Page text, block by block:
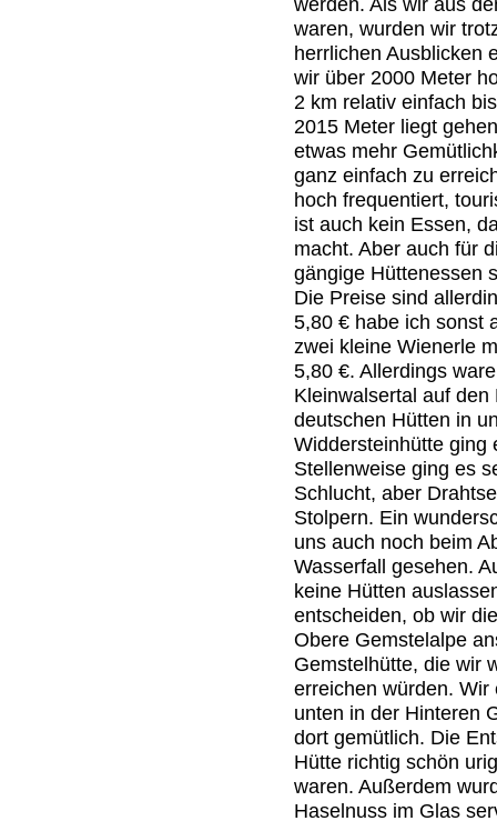
waren, wurden wir
herrlichen Ausblicken
wir über 2000 Meter
2 km relativ einfach
2015 Meter liegt
etwas mehr
ganz einfach zu
hoch frequentiert,
ist auch kein Essen,
macht. Aber auch für
gängige Hüttenessen
Die Preise sind
5,80 € habe ich sonst
zwei kleine Wienerle
5,80 €. Allerdings
Kleinwalsertal auf
deutschen Hütten in
Widdersteinhütte ging
Stellenweise ging es
Schlucht, aber
Stolpern. Ein
uns auch noch beim
Wasserfall gesehen.
keine Hütten
entscheiden, ob wir
Obere Gemstelalpe
Gemstelhütte, die wir
erreichen würden.
unten in der Hinteren
dort gemütlich. Die
Hütte richtig schön
waren. Außerdem
Haselnuss im Glas